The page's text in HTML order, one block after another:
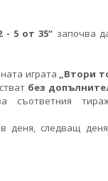
- 5 от 35“ започва
играта „Втори
без
съответния
деня, следващ